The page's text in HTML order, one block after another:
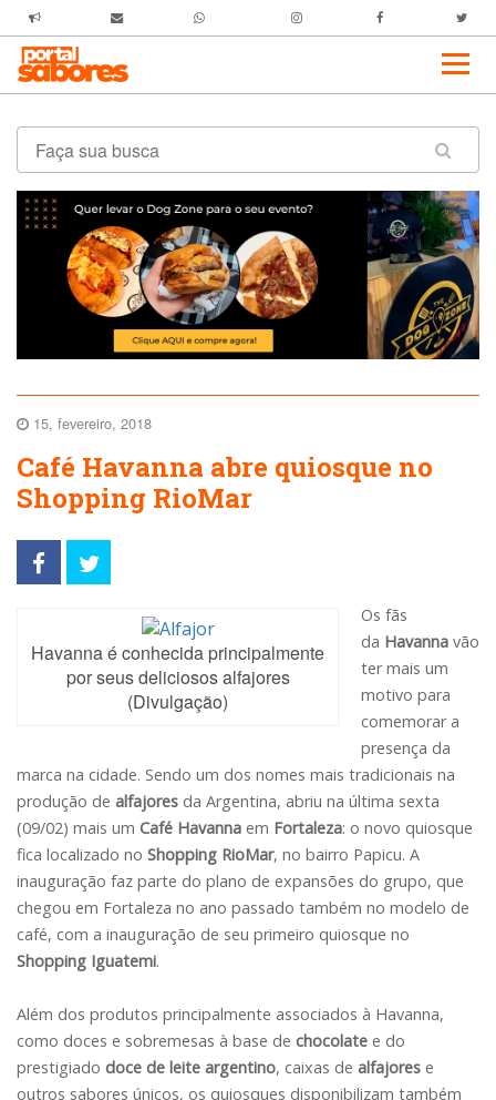
15, fevereiro, 2018
Café Havanna abre quiosque no
Shopping RioMar
Havanna é conhecida principalmente
por seus deliciosos alfajores
(Divulgação)
Os fãs
da Havanna vão
ter mais um
motivo para
comemorar a
presença da
marca na cidade. Sendo um dos nomes mais tradicionais na
produção de alfajores da Argentina, abriu na última sexta
(09/02) mais um Café Havanna em Fortaleza: o novo quiosque
fica localizado no Shopping RioMar, no bairro Papicu. A
inauguração faz parte do plano de expansões do grupo, que
chegou em Fortaleza no ano passado também no modelo de
café, com a inauguração de seu primeiro quiosque no
Shopping Iguatemi.
Além dos produtos principalmente associados à Havanna,
como doces e sobremesas à base de chocolate e do
prestigiado doce de leite argentino, caixas de alfajores e
outros sabores únicos, os quiosques disponibilizam também